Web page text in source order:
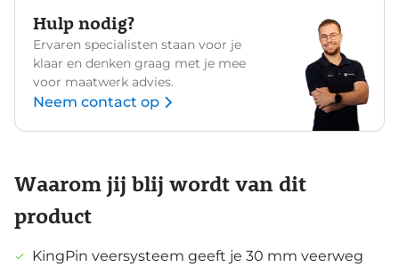
Hulp nodig?
Ervaren specialisten staan voor je
klaar en denken graag met je mee
voor maatwerk advies.
Neem contact op
Waarom jij blij wordt van dit
product
KingPin veersysteem geeft je 30 mm veerweg